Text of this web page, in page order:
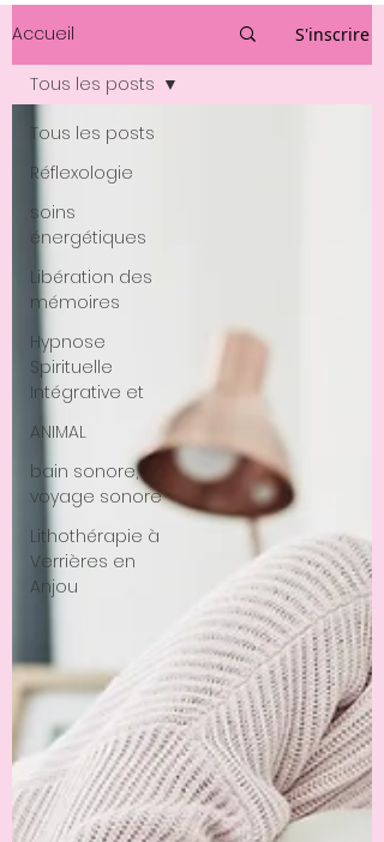
Accueil S'inscrire
Tous les posts
Réflexologie
soins
énergétiques
Libération des
mémoires
Hypnose
Spirituelle
Intégrative et
ANIMAL
bain sonore,
voyage sonore
Lithothérapie à
Verrières en
Anjou
Tous les posts